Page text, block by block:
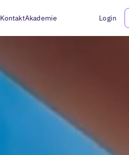
KontaktAkademie Login